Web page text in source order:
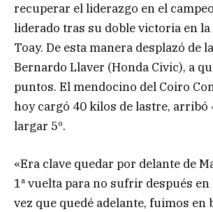
recuperar el liderazgo en el
liderado tras su doble victoria en la
Toay. De esta manera desplazó de
Bernardo Llaver (Honda Civic), a
puntos. El mendocino del Coiro
hoy cargó 40 kilos de lastre, arribó
largar 5º.
«Era clave quedar por delante de
1ª vuelta para no sufrir después en
vez que quedé adelante, fuimos en